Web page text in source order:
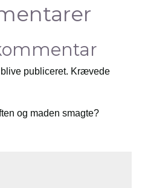
publiceret. Krævede
og maden smagte?